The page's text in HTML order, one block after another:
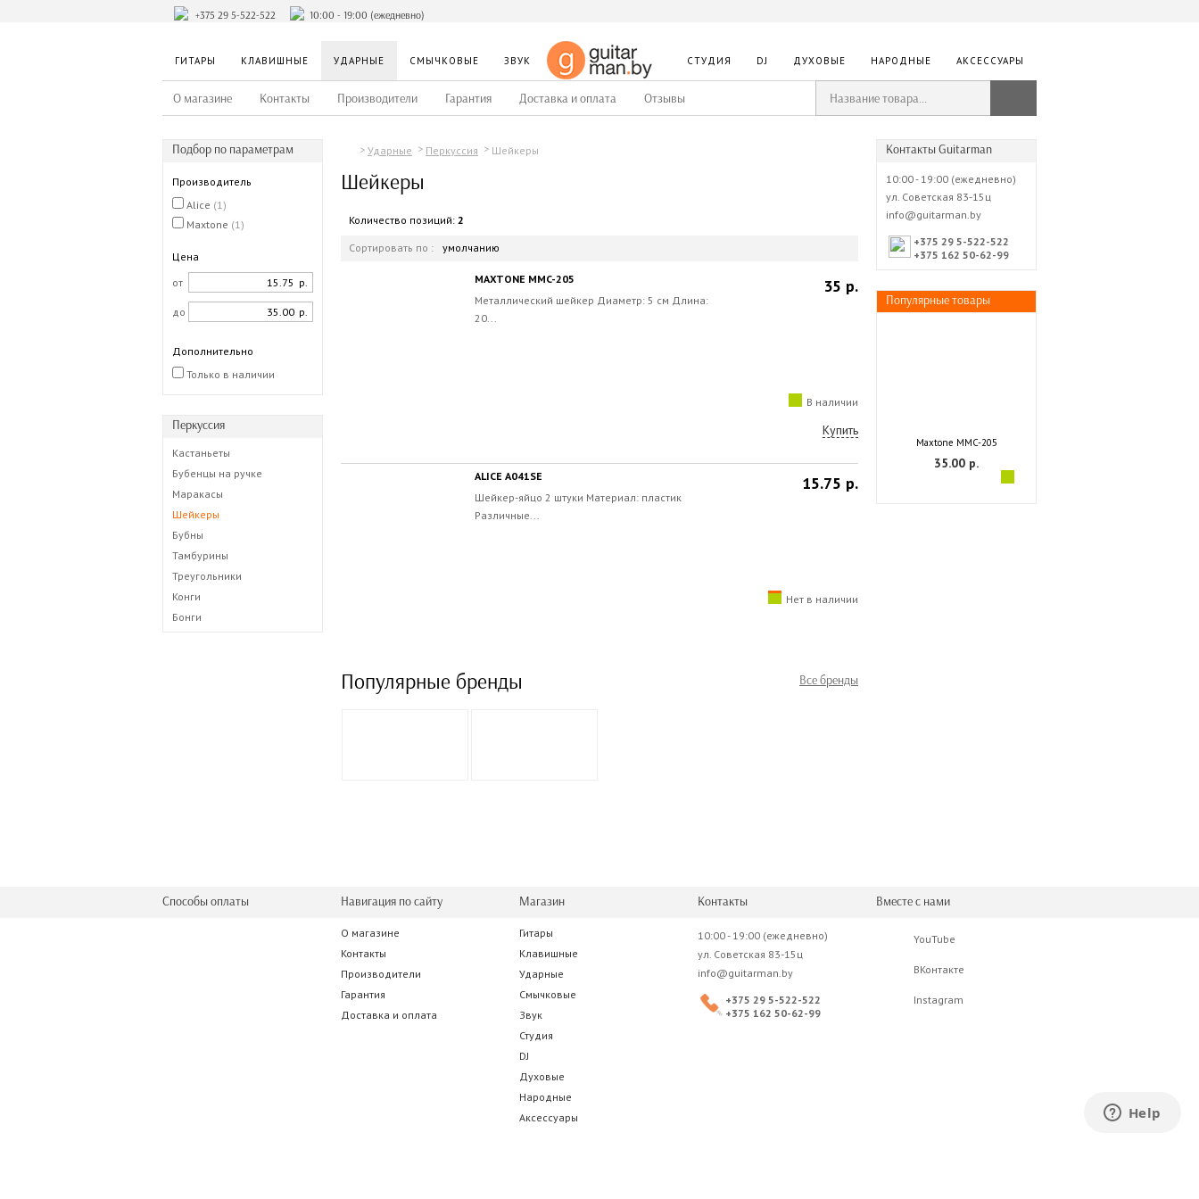
+375 29 5-522-522 10:00 - 19:00 (ежедневно)
ГИТАРЫ КЛАВИШНЫЕ УДАРНЫЕ СМЫЧКОВЫЕ ЗВУК СТУДИЯ DJ ДУХОВЫЕ НАРОДНЫЕ АКСЕССУАРЫ
О магазине Контакты Производители Гарантия Доставка и оплата Отзывы
Подбор по параметрам
Производитель
Alice (1)
Maxtone (1)
Цена
от
р.
до р.
Дополнительно
Только в наличии
Перкуссия
Кастаньеты
Бубенцы на ручке
Маракасы
Шейкеры
Бубны
Тамбурины
Треугольники
Конги
Бонги
Ударные Перкуссия Шейкеры
Шейкеры
Количество позиций: 2
Сортировать по : умолчанию
MAXTONE MMC-205
Металлический шейкер Диаметр: 5 см Длина:
20...
35 р.
В наличии
Купить
ALICE A041SE
Шейкер-яйцо 2 штуки Материал: пластик
Различные...
15.75 р.
Нет в наличии
Популярные бренды Все бренды
Контакты Guitarman
10:00 - 19:00 (ежедневно)
ул. Советская 83-15ц
info@guitarman.by
+375 29 5-522-522
+375 162 50-62-99
Популярные товары
Maxtone MMC-205
35.00 р.
Способы оплаты Навигация по сайту
О магазине
Контакты
Производители
Гарантия
Доставка и оплата
Магазин
Гитары
Клавишные
Ударные
Смычковые
Звук
Студия
DJ
Духовые
Народные
Аксессуары
Контакты
10:00 - 19:00 (ежедневно)
ул. Советская 83-15ц
info@guitarman.by
+375 29 5-522-522
+375 162 50-62-99
Вместе с нами
YouTube
ВКонтакте
Instagram